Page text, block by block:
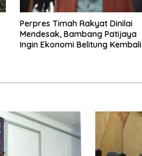
Perpres Timah Rakyat Dinilai
Mendesak, Bambang Patijaya
Ingin Ekonomi Belitung Kembali